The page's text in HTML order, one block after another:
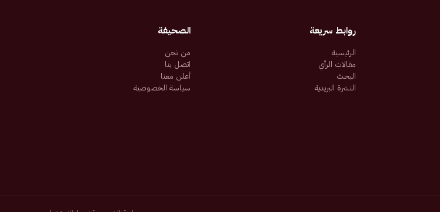
روابط سريعة
الرئيسية
مقالات الرأي
البحث
النشرة البريدية
الصحيفة
من نحن
اتصل بنا
أعلن معنا
سياسة الخصوصية